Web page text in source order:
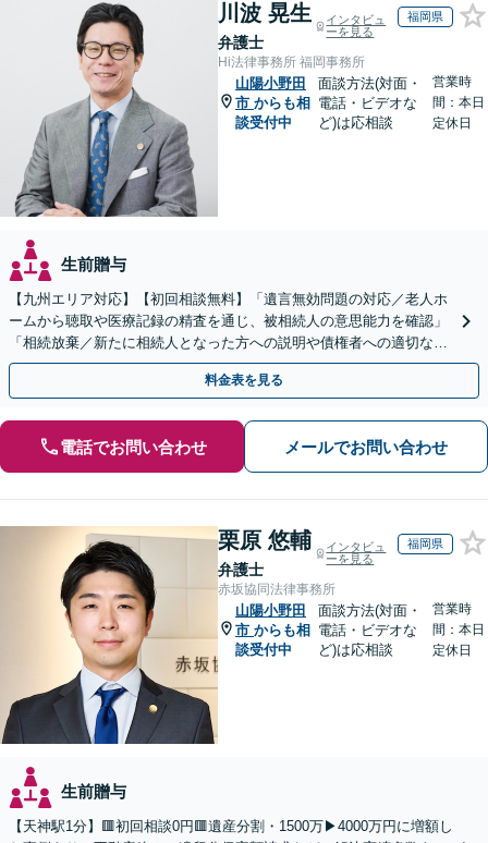
川波 晃生
弁護士
インタビュ
ーを見る
福岡県
Hi法律事務所 福岡事務所
山陽小野田
市 からも相
談受付中
面談方法(対面・
電話・ビデオな
ど)は応相談
営業時
間：本日
定休日
生前贈与
【九州エリア対応】【初回相談無料】「遺言無効問題の対応／老人ホ
ームから聴取や医療記録の精査を通じ、被相続人の意思能力を確認」
「相続放棄／新たに相続人となった方への説明や債権者への適切な対
応まで、きめ細やかにサポート」【休日・夜間相談可】
料金表を見る
電話でお問い合わせ メールでお問い合わせ
栗原 悠輔
弁護士
インタビュ
ーを見る
福岡県
赤坂協同法律事務所
山陽小野田
市 からも相
談受付中
面談方法(対面・
電話・ビデオな
ど)は応相談
営業時
間：本日
定休日
生前贈与
【天神駅1分】🟥初回相談0円🟥遺産分割・1500万▶4000万円に増額し